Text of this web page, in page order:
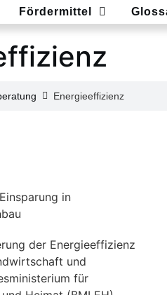
Fördermittel
Energieeffizienz
in
der Energieeffizienz
und
für